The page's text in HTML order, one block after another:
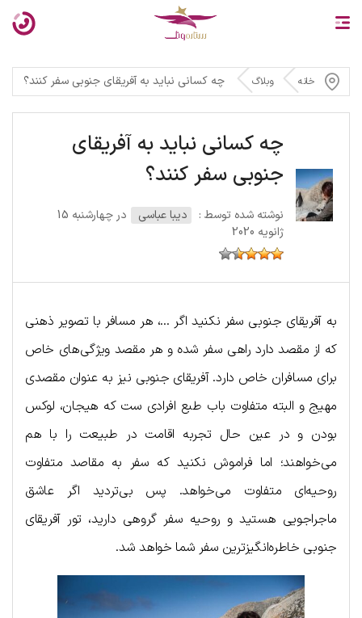
خانه وبلاگ چه کسانی نباید به آفریقای جنوبی سفر کنند؟
چه کسانی نباید به آفریقای
جنوبی سفر کنند؟
نوشته شده توسط : دیبا عباسی
در چهارشنبه 15
ژانویه 2020
به آفریقای جنوبی سفر نکنید اگر …، هر مسافر با تصویر ذهنی
که از مقصد دارد راهی سفر شده و هر مقصد ویژگی‌های خاص
برای مسافران خاص دارد. آفریقای جنوبی نیز به عنوان مقصدی
مهیج و البته متفاوت باب طبع افرادی ست که هیجان، لوکس
بودن و در عین حال تجربه اقامت در طبیعت را با هم
می‌خواهند؛ اما فراموش نکنید که سفر به مقاصد متفاوت
روحیه‌ای متفاوت می‌خواهد. پس بی‌تردید اگر عاشق
ماجراجویی هستید و روحیه سفر گروهی دارید، تور آفریقای
جنوبی خاطره‌انگیزترین سفر شما خواهد شد.